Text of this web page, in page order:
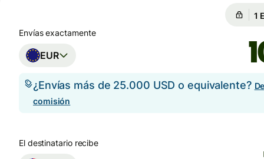
Envías exactamente
EUR
¿Envías más de 25.000 USD o equivalente?
comisión
El destinatario recibe